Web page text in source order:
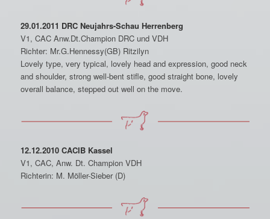
29.01.2011 DRC Neujahrs-Schau Herrenberg
V1, CAC Anw.Dt.Champion DRC und VDH
Richter: Mr.G.Hennessy(GB) Ritzilyn
Lovely type, very typical, lovely head and expression, good neck
and shoulder, strong well-bent stifle, good straight bone, lovely
overall balance, stepped out well on the move.
12.12.2010 CACIB Kassel
V1, CAC, Anw. Dt. Champion VDH
Richterin: M. Möller-Sieber (D)